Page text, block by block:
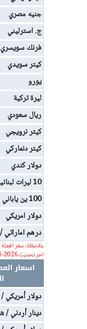
جنيه مصري
ج. استرليني
فرنك سويسري
كيتر سويدي
يورو
ليرة تركية
ريال سعودي
كيتر نرويجي
كيتر دنماركي
دولار كندي
10 ليرات لبنانية
100 ين ياباني
دولار امريكي
درهم
ملاحظة: سعر
اخر تحديث 2026-08-07
اسعار
دولار
دينار أردني /